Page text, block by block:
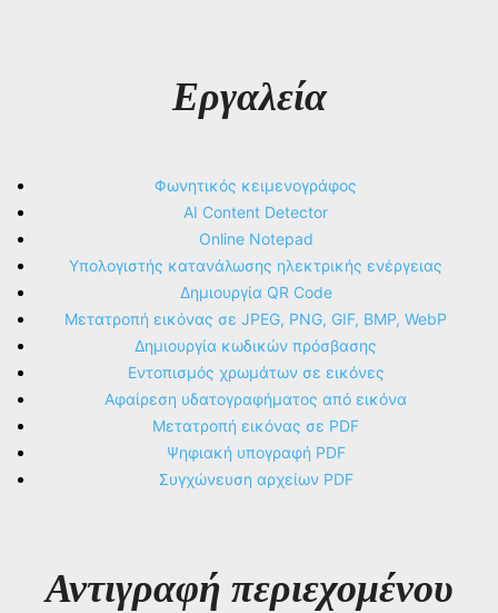
Εργαλεία
Φωνητικός κειμενογράφος
AI Content Detector
Online Notepad
Υπολογιστής κατανάλωσης ηλεκτρικής ενέργειας
Δημιουργία QR Code
Μετατροπή εικόνας σε JPEG, PNG, GIF, BMP, WebP
Δημιουργία κωδικών πρόσβασης
Εντοπισμός χρωμάτων σε εικόνες
Αφαίρεση υδατογραφήματος από εικόνα
Μετατροπή εικόνας σε PDF
Ψηφιακή υπογραφή PDF
Συγχώνευση αρχείων PDF
Αντιγραφή περιεχομένου